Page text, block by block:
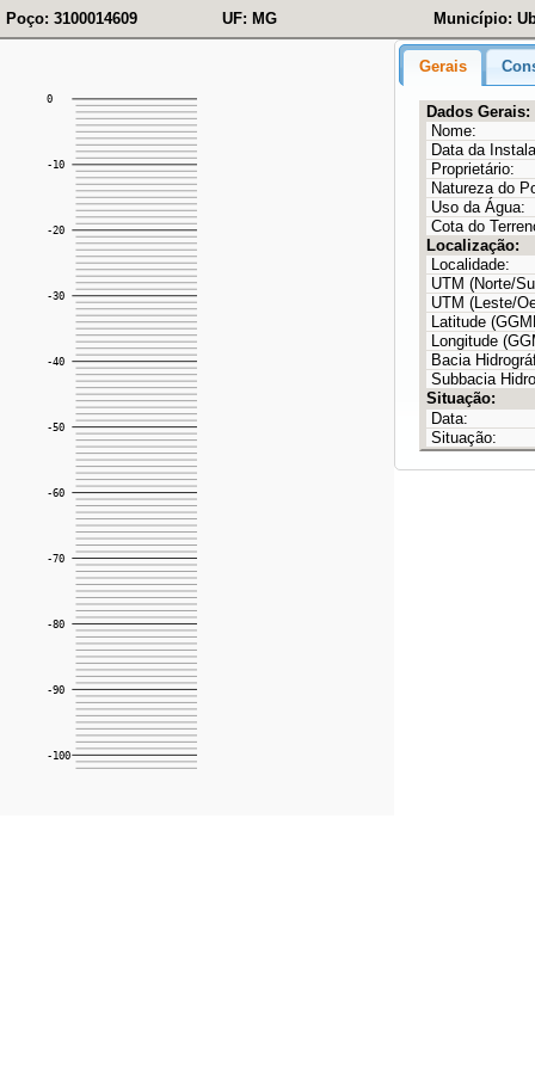
Poço: 3100014609 UF: MG Município:
Gerais
Dados Gerais:
Nome:
Data da
Proprietário:
Natureza do
Uso da Água:
Cota do
Localização:
Localidade:
UTM (Norte/
UTM (Leste/
Latitude
Longitude
Bacia
Subbacia
Situação:
Data:
Situação: